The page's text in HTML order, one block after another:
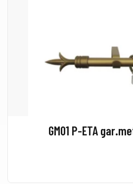
GM01 P-ETA